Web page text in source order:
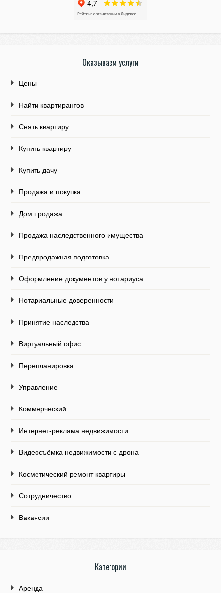
Оказываем услуги
Цены
Найти квартирантов
Снять квартиру
Купить квартиру
Купить дачу
Продажа и покупка
Дом продажа
Продажа наследственного имущества
Предпродажная подготовка
Оформление документов у нотариуса
Нотариальные доверенности
Принятие наследства
Виртуальный офис
Перепланировка
Управление
Коммерческий
Интернет-реклама недвижимости
Видеосъёмка недвижимости с дрона
Косметический ремонт квартиры
Сотрудничество
Вакансии
Категории
Аренда